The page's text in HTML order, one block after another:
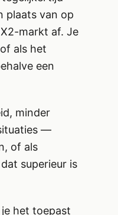
plaats van op
markt af. Je
als het
een
minder
—
of als
superieur is
het toepast